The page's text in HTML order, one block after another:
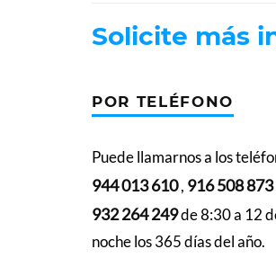
Solicite más
POR TELÉFONO
Puede llamarnos a los
944 013 610, 916 508 873
932 264 249de 8:30 a 12
noche los 365 días del año.